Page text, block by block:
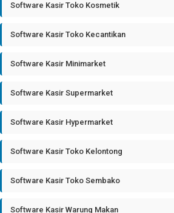
Software Kasir Toko Kosmetik
Software Kasir Toko Kecantikan
Software Kasir Minimarket
Software Kasir Supermarket
Software Kasir Hypermarket
Software Kasir Toko Kelontong
Software Kasir Toko Sembako
Software Kasir Warung Makan